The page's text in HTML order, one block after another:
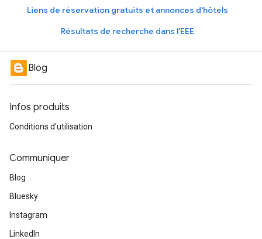
Liens de réservation gratuits et annonces d'hôtels
Résultats de recherche dans l'EEE
Blog
Infos produits
Conditions d'utilisation
Communiquer
Blog
Bluesky
Instagram
LinkedIn